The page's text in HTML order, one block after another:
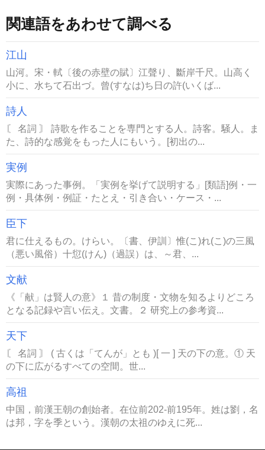
関連語をあわせて調べる
江山
山河。宋・軾〔後の赤壁の賦〕江聲り、斷岸千尺。山高く
小に、水ちて石出づ。曾(すなは)ち日の許(いくば...
詩人
〘 名詞 〙 詩歌を作ることを専門とする人。詩客。騒人。ま
た、詩的な感覚をもった人にもいう。[初出の...
実例
実際にあった事例。「実例を挙げて説明する」[類語]例・一
例・具体例・例証・たとえ・引き合い・ケース・...
臣下
君に仕えるもの。けらい。〔書、伊訓〕惟(こ)れ(こ)の三風
（悪い風俗）十愆(けん)（過誤）は、～君、...
文献
《「献」は賢人の意》１ 昔の制度・文物を知るよりどころ
となる記録や言い伝え。文書。２ 研究上の参考資...
天下
〘 名詞 〙 ( 古くは「てんが」とも )[ 一 ] 天の下の意。① 天
の下に広がるすべての空間。世...
高祖
中国，前漢王朝の創始者。在位前202-前195年。姓は劉，名
は邦，字を季という。漢朝の太祖のゆえに死...